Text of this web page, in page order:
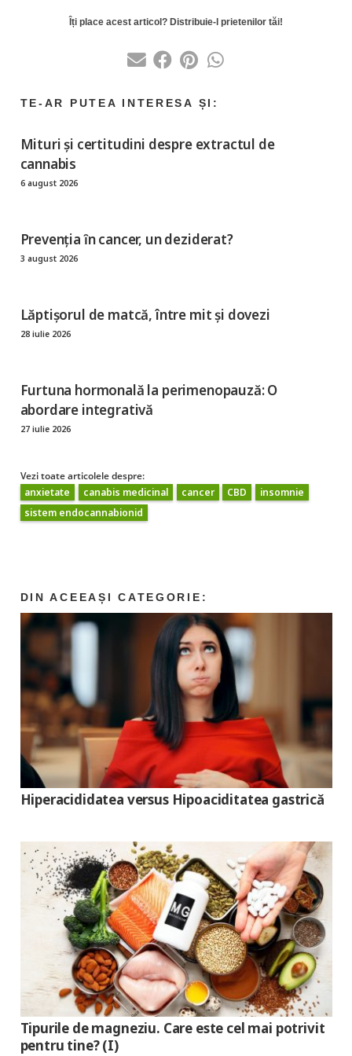
Mituri și certitudini despre extractul de
cannabis
6 august 2026
Prevenția ȋn cancer, un deziderat?
3 august 2026
Lăptișorul de matcă, între mit și dovezi
28 iulie 2026
Furtuna hormonală la perimenopauză: O
abordare integrativă
27 iulie 2026
Vezi toate articolele despre:
anxietate
canabis medicinal cancer CBD
insomnie
sistem endocannabionid
Hiperacididatea versus Hipoaciditatea gastrică
Tipurile de magneziu. Care este cel mai potrivit
pentru tine? (I)